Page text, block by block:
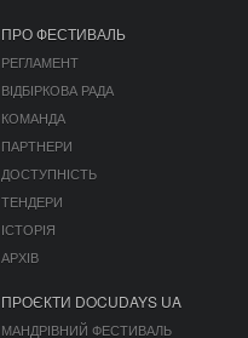
ПРО ФЕСТИВАЛЬ
РЕГЛАМЕНТ
ВІДБІРКОВА РАДА
КОМАНДА
ПАРТНЕРИ
ДОСТУПНІСТЬ
ТЕНДЕРИ
ІСТОРІЯ
АРХІВ
ПРОЄКТИ DOCUDAYS UA
МАНДРІВНИЙ ФЕСТИВАЛЬ